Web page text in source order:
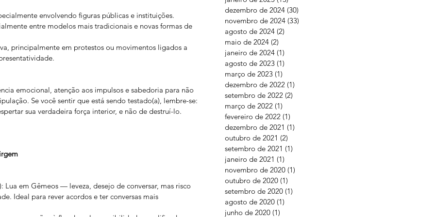
envolvendo figuras públicas e instituições.
entre modelos mais tradicionais e novas formas de
principalmente em protestos ou movimentos ligados a
emocional, atenção aos impulsos e sabedoria para não
Se você sentir que está sendo testado(a), lembre-se:
sua verdadeira força interior, e não de destruí-lo.
Lua em Gêmeos — leveza, desejo de conversar, mas risco
Ideal para rever acordos e ter conversas mais
dezembro de 2024 (30)
novembro de 2024 (33)
agosto de 2024 (2)
maio de 2024 (2)
janeiro de 2024 (1)
agosto de 2023 (1)
março de 2023 (1)
dezembro de 2022 (1)
setembro de 2022 (2)
março de 2022 (1)
fevereiro de 2022 (1)
dezembro de 2021 (1)
outubro de 2021 (2)
setembro de 2021 (1)
janeiro de 2021 (1)
novembro de 2020 (1)
outubro de 2020 (1)
setembro de 2020 (1)
agosto de 2020 (1)
junho de 2020 (1)